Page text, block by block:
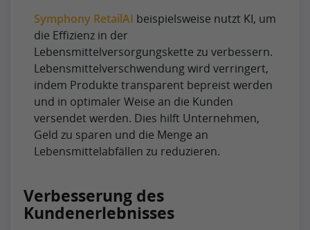
Symphony RetailAI beispielsweise nutzt KI, um
die Effizienz in der
Lebensmittelversorgungskette zu verbessern.
Lebensmittelverschwendung wird verringert,
indem Produkte transparent bepreist werden
und in optimaler Weise an die Kunden
versendet werden. Dies hilft Unternehmen,
Geld zu sparen und die Menge an
Lebensmittelabfällen zu reduzieren.
Verbesserung des
Kundenerlebnisses